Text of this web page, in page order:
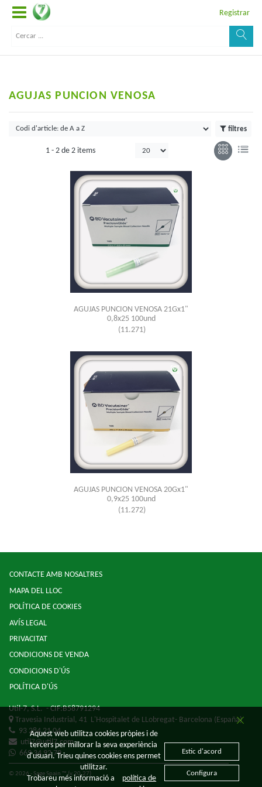
Registrar
AGUJAS PUNCION VENOSA
filtres
1 - 2 de 2 items
AGUJAS PUNCION VENOSA 21Gx1"
0,8x25 100und
(11.271)
AGUJAS PUNCION VENOSA 20Gx1"
0,9x25 100und
(11.272)
CONTACTE AMB NOSALTRES
MAPA DEL LLOC
POLÍTICA DE COOKIES
AVÍS LEGAL
PRIVACITAT
CONDICIONS DE VENDA
CONDICIONS D'ÚS
POLÍTICA D'ÚS
Util-7, S.L.- CIF:B58791294
Travesia Industrial, 41 L'Hospitalet de LLobregat- Barcelona (España)
93 284 21 04
util7@util7.com
669 34 92 79
© 2026 - Sage Spain ™ (v.20.27)
Aquest web utilitza cookies pròpies i de
tercers per millorar la seva experiència
d'usuari. Trieu quines cookies ens permet
utilitzar.
Trobareu més informació a
política de
Estic d'acord
Configura